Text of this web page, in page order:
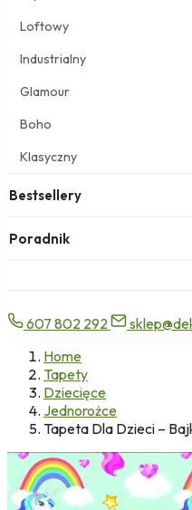
Loftowy
Industrialny
Glamour
Boho
Klasyczny
Bestsellery
Poradnik
607 802 292
Home
Tapety
Dziecięce
Jednorożce
Tapeta Dla Dzieci –